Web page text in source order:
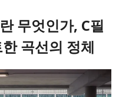
무엇인가, C필
곡선의 정체